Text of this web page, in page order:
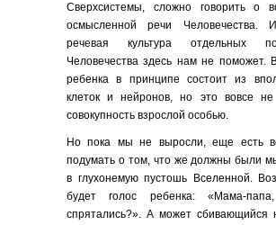
Сверхсистемы, сложно говорить о
осмысленной речи Человечества.
речевая культура отдельных
Человечества здесь нам не поможет.
ребенка в принципе состоит из
клеток и нейронов, но это вовсе
совокупность взрослой особью.
Но пока мы не выросли, еще есть
подумать о том, что же должны были
в глухонемую пустошь Вселенной.
будет голос ребенка: «Мама-
спрятались?». А может сбивающийся